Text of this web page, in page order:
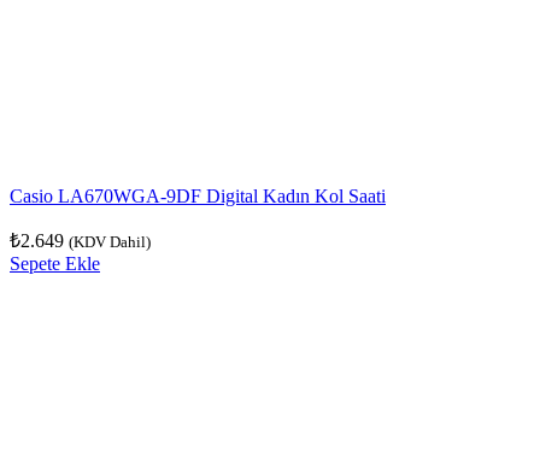
Casio LA670WGA-9DF Digital Kadın Kol Saati
₺2.649 (KDV Dahil)
Sepete Ekle